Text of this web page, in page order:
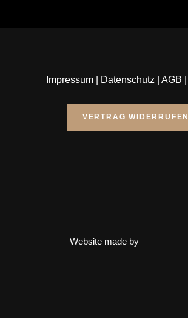
Impressum| Datenschutz AGB
VERTRAG WIDERRUFEN
Website made by